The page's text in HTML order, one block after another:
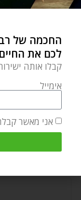
החכמה של
לכם את
קבלו אותה
אימייל
אני מאשר